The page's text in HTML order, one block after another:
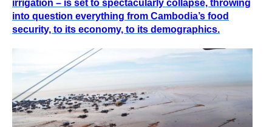
irrigation – is set to spectacularly collapse, throwing
into question everything from Cambodia’s food
security, to its economy, to its demographics.